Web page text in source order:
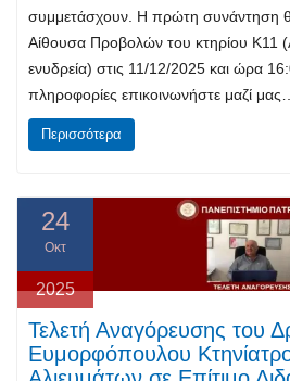
συμμετάσχουν. Η πρώτη συνάντηση
Αίθουσα Προβολών του κτηρίου Κ11
ενυδρεία) στις 11/12/2025 και ώρα
πληροφορίες επικοινωνήστε μαζί μας…
Περισσότερα
24
Οκτ
2025
Τελετή Αναγόρευσης του
Ευμορφόπουλου